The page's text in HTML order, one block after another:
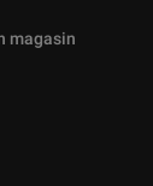
magasin